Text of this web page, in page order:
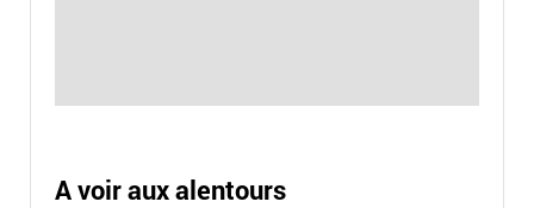
A voir aux alentours